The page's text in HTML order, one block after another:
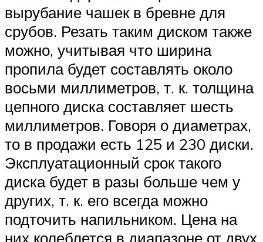
вырубание чашек в бревне для
срубов. Резать таким диском также
можно, учитывая что ширина
пропила будет составлять около
восьми миллиметров, т. к. толщина
цепного диска составляет шесть
миллиметров. Говоря о диаметрах,
то в продажи есть 125 и 230 диски.
Эксплуатационный срок такого
диска будет в разы больше чем у
других, т. к. его всегда можно
подточить напильником. Цена на
них колеблется в диапазоне от двух